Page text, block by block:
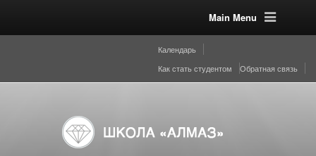
Main Menu
Календарь
Как стать студентом
Обратная связь